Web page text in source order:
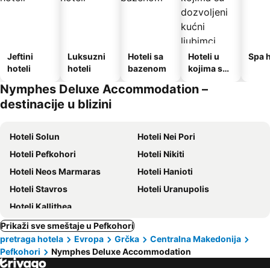
Jeftini
hoteli
Luksuzni
hoteli
Hoteli sa
bazenom
Hoteli u
kojima su
kućni
Spa
Nymphes Deluxe Accommodation –
destinacije u blizini
Hoteli Solun
Hoteli Nei Pori
Hoteli Pefkohori
Hoteli Nikiti
Hoteli Neos Marmaras
Hoteli Hanioti
Hoteli Stavros
Hoteli Uranupolis
Hoteli Kallithea
Prikaži sve smeštaje u Pefkohori
pretraga hotela
Evropa Grčka
Centralna Makedonija
Pefkohori
Nymphes Deluxe Accommodation